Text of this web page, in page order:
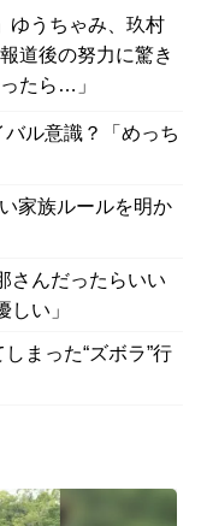
ゆうちゃみ、玖村
道後の努力に驚き
たら…」
ル意識？「めっち
家族ルールを明か
さんだったらいい
い」
まった“ズボラ”行